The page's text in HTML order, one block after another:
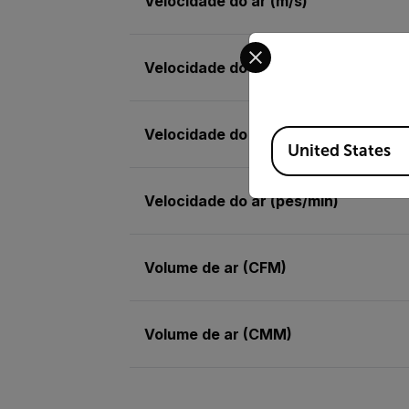
Velocidade do ar (mph)
Velocidade do ar (nós)
Velocidade do ar (pés/min)
Volume de ar (CFM)
Volume de ar (CMM)
Select your preferred
Available Locations
United States